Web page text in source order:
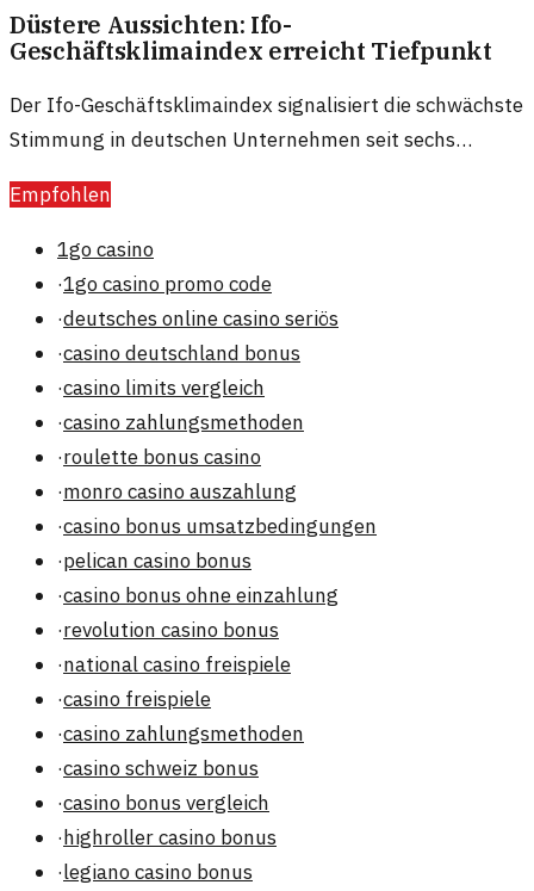
Düstere Aussichten: Ifo-
Geschäftsklimaindex erreicht Tiefpunkt
Der Ifo-Geschäftsklimaindex signalisiert die schwächste
Stimmung in deutschen Unternehmen seit sechs
Empfohlen
1go casino
·1go casino promo code
·deutsches online casino seriös
·casino deutschland bonus
·casino limits vergleich
·casino zahlungsmethoden
·roulette bonus casino
·monro casino auszahlung
·casino bonus umsatzbedingungen
·pelican casino bonus
·casino bonus ohne einzahlung
·revolution casino bonus
·national casino freispiele
·casino freispiele
·casino zahlungsmethoden
·casino schweiz bonus
·casino bonus vergleich
·highroller casino bonus
·legiano casino bonus